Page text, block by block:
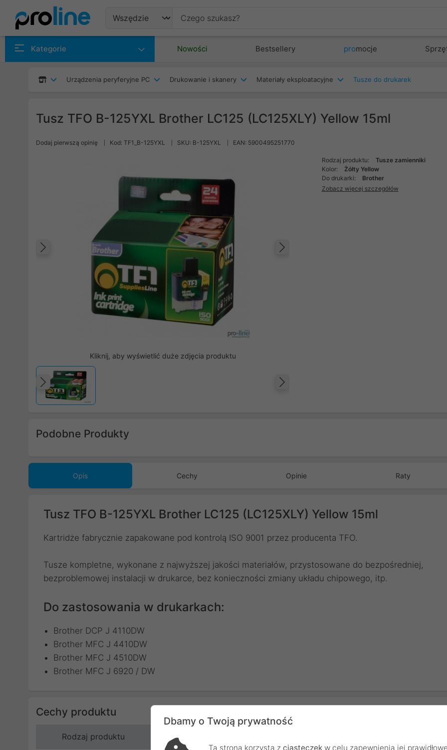
Kategorie Nowości Bestsellery promocje
Urządzenia peryferyjne PC Drukowanie i skanery Materiały eksploatacyjne Tusze do drukarek
Tusz TFO B-125YXL Brother LC125 (LC125XLY) Yellow 15ml
Dodaj pierwszą opinię Kod: TF1_B-125YXL SKU: B-125YXL EAN: 5900495251770
Poprzedni
Kliknij, aby wyświetlić duże zdjęcia produktu
Poprzedni
Rodzaj produktu:
Tusze zamienniki
Kolor:
Żółty Yellow
Do drukarki:
Brother
Zobacz więcej szczegółów
Podobne Produkty
Opis Cechy Opinie Raty
Tusz TFO B-125YXL Brother LC125 (LC125XLY) Yellow 15ml
Kartridże fabrycznie zapakowane pod kontrolą ISO 9001 przez producenta TFO.
Tusze kompletne, wykonane z najwyższej jakości materiałów, przystosowane do bezpośredniej,
bezproblemowej instalacji w drukarce, bez konieczności zmiany układu chipowego, itp.
Do zastosowania w drukarkach:
Brother DCP J 4110DW
Brother MFC J 4410DW
Brother MFC J 4510DW
Brother MFC J 6920 / DW
Cechy produktu
Rodzaj produktu
Dbamy o Twoją prywatność
Ta strona korzysta z ciasteczek w celu zapewnienia jej